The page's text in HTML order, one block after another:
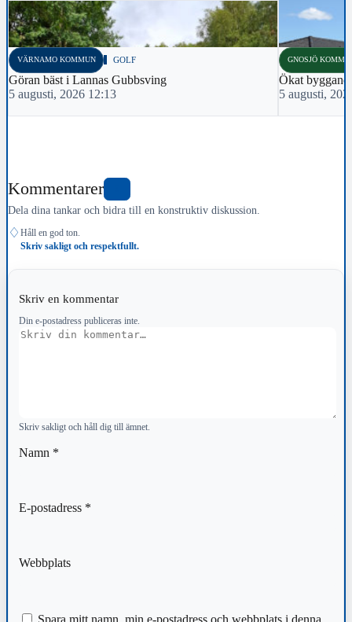
VÄRNAMO KOMMUN GOLF
Göran bäst i Lannas Gubbsving
5 augusti, 2026 12:13
GNOSJÖ
Ökat
5 augusti,
Kommentarer
Dela dina tankar och bidra till en konstruktiv diskussion.
♢ Håll en god ton.
Skriv sakligt och respektfullt.
Skriv en kommentar
Din e-postadress publiceras inte.
Kommentar
Skriv sakligt och håll dig till ämnet.
Namn *
E-postadress *
Webbplats
Spara mitt namn, min e-postadress och webbplats i denna